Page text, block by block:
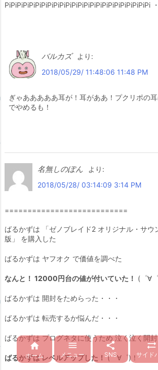
PiPiPiPiPiPiPiPiPiPiPiPiPiPiPiPiPiPiPiPiPiPiPiPi
バルカズ
より:
2018/05/29/ 11:48:06 11:48 PM
ぎゃあああああ耳が！耳がああ！プクリポの
でやめるも！
名無しのぽん
より:
2018/05/28/ 03:14:09 3:14 PM
===========================
ばるかずは 「ゼノブレイド2 オリジナル・サウ
版」 を購入した
ばるかずは ヤフオク で価値を調べた
なんと！ 12000円台の値が付いていた！ (゜∀
ばるかずは 開封をためらった・・・
ばるかずは 転売するか悩んだ・・・
ばるかずは プログネタに使うため 泣く泣く開
ばるかずは レベルアップした！(゜∀゜)！

ホーム

メニュー

SNS

サイド